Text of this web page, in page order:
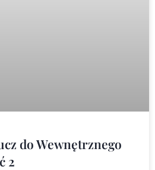
do Wewnętrznego
2